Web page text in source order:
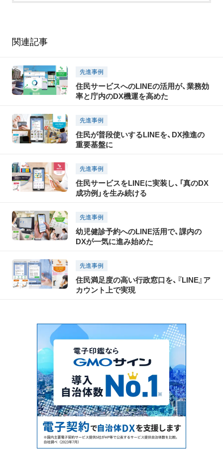
関連記事
先進事例
住民サービスへのLINEの活用が、業務効
率と庁内のDX機運を高めた
先進事例
住民が普段使いするLINEを、DX推進の
重要基盤に
先進事例
住民サービスをLINEに実装し、「真のDX
成功例」を生み続ける
先進事例
幼児健診予約へのLINE活用で、課内の
DXが一気に進み始めた
先進事例
住民満足度の高い行政窓口を、『LINE』ア
カウント上で実現